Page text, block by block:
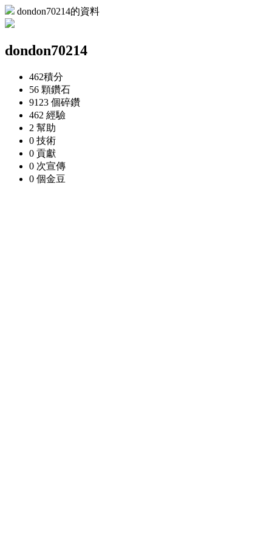
dondon70214的資料
dondon70214
462積分
56 顆鑽石
9123 個碎鑽
462 經驗
2 幫助
0 技術
0 貢獻
0 次宣傳
0 個金豆